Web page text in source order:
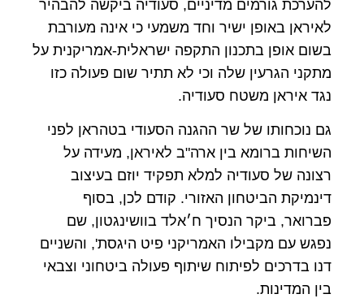
להערכת גורמים מדיניים, סעודיה ביקשה להבהיר
לאיראן באופן ישיר וחד משמעי כי אינה מעורבת
בשום אופן בתכנון התקפה ישראלית-אמריקנית על
מתקני הגרעין שלה וכי לא תתיר שום פעולה כזו
נגד איראן משטח סעודיה.
גם נוכחותו של שר ההגנה הסעודי בטהראן לפני
השיחות ברומא בין ארה"ב לאיראן, מעידה על
רצונה של סעודיה למלא תפקיד יוזם בעיצוב
דינמיקת הביטחון האזורי. קודם לכן, בסוף
פברואר, ביקר הנסיך ח׳אלד בוושינגטון, שם
נפגש עם מקבילו האמריקני פיט היגסת', והשניים
דנו בדרכים לפיתוח שיתוף פעולה ביטחוני וצבאי
בין המדינות.